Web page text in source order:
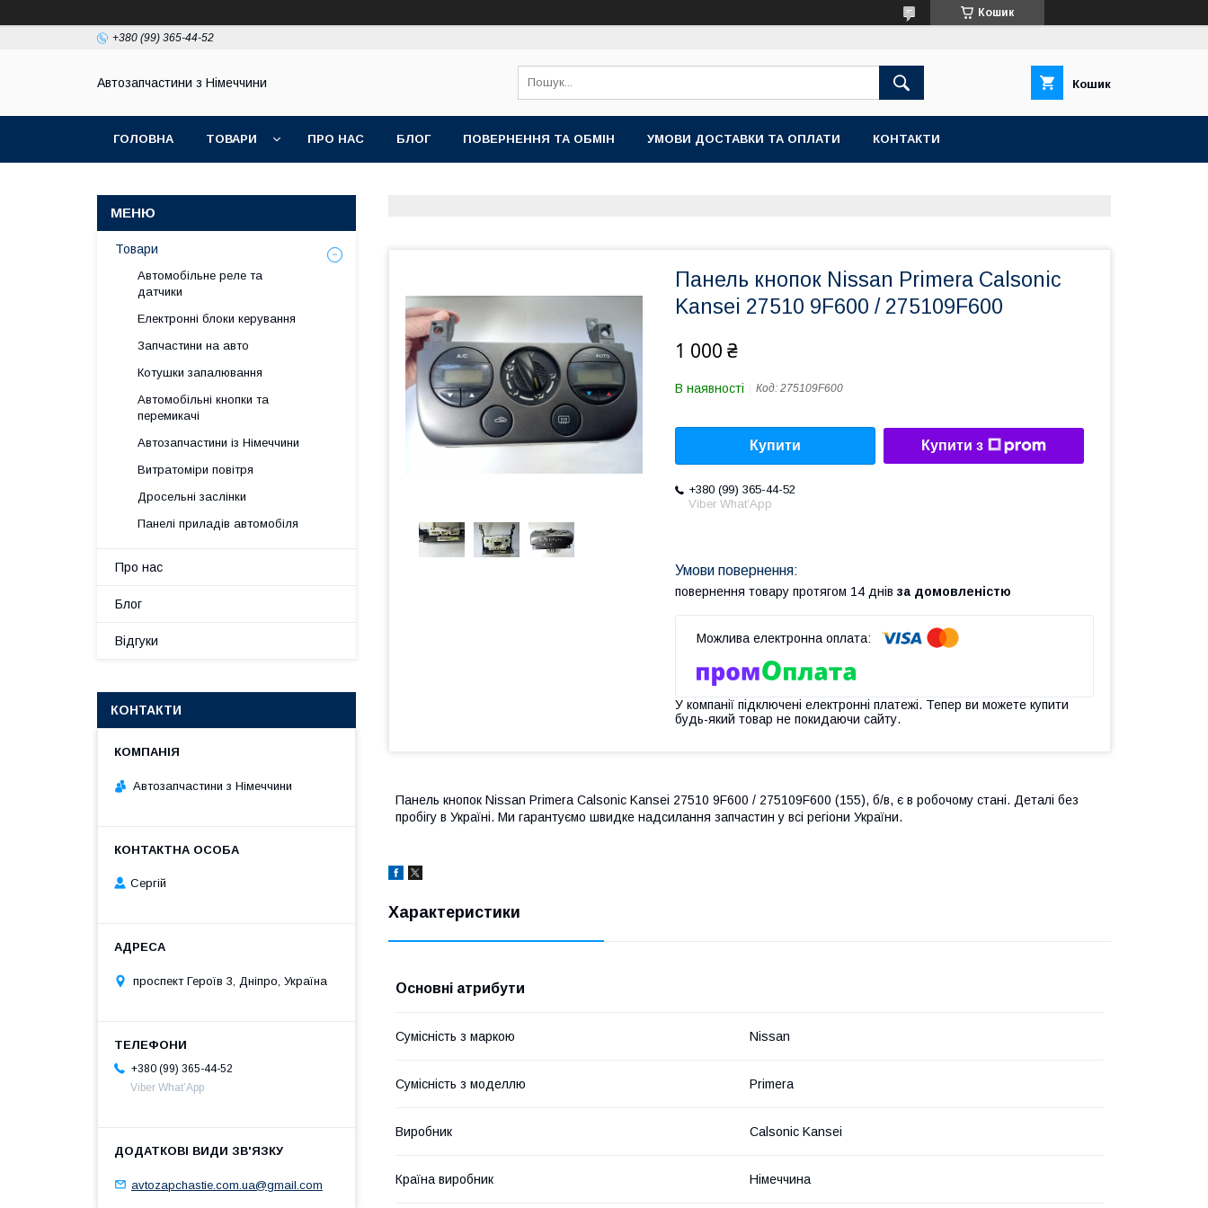
Кошик
+380 (99) 365-44-52
Автозапчастини з Німеччини Кошик
ГОЛОВНА ТОВАРИ ПРО НАС БЛОГ ПОВЕРНЕННЯ ТА ОБМІН УМОВИ ДОСТАВКИ ТА ОПЛАТИ КОНТАКТИ
Панель кнопок Nissan Primera Calsonic
Kansei 27510 9F600 / 275109F600
1 000 ₴
В наявності Код: 275109F600
Купити Купити з
+380 (99) 365-44-52
Viber What’App
повернення товару протягом 14 днів за домовленістю
У компанії підключені електронні платежі. Тепер ви можете купити
будь-який товар не покидаючи сайту.
Панель кнопок Nissan Primera Calsonic Kansei 27510 9F600 / 275109F600 (155), б/в, є в робочому стані. Деталі без
пробігу в Україні. Ми гарантуємо швидке надсилання запчастин у всі регіони України.
Характеристики
Основні атрибути
Сумісність з маркою Nissan
Сумісність з моделлю Primera
Виробник Calsonic Kansei
Країна виробник Німеччина
Товари
Автомобільне реле та
датчики
Електронні блоки керування
Запчастини на авто
Котушки запалювання
Автомобільні кнопки та
перемикачі
Автозапчастини із Німеччини
Витратоміри повітря
Дросельні заслінки
Панелі приладів автомобіля
Про нас
Блог
Відгуки
КОНТАКТИ
Автозапчастини з Німеччини
Сергій
проспект Героїв 3, Дніпро, Україна
+380 (99) 365-44-52
Viber What’App
avtozapchastie.com.ua@gmail.com